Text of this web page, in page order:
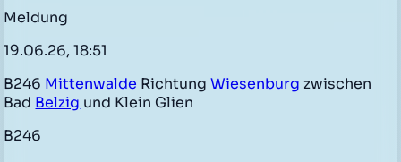
Meldung
19.06.26, 18:51
B246 Mittenwalde RichtungWiesenburg zwischen
Bad Belzig und Klein Glien
B246